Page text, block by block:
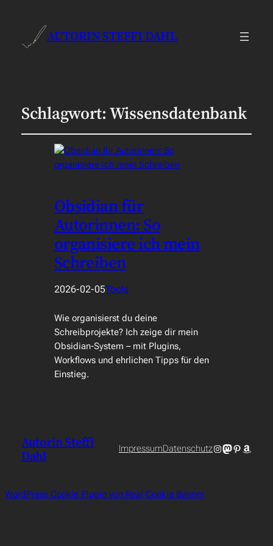
AUTORIN STEFFI DAHL
Schlagwort:Wissensdatenbank
Obsidian für
Autorinnen: So
organisiere ich mein
Schreiben
2026-02-05Tools
Wie organisierst du deine
Schreibprojekte? Ich zeige dir mein
Obsidian-System – mit Plugins,
Workflows und ehrlichen Tipps für den
Einstieg.
Autorin Steffi
Dahl
ImpressumDatenschutzInstagram
Mastodon
Pinterest
WordPress Cookie Plugin von Real Cookie Banner